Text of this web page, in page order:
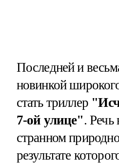
Последней и
новинкой
стать триллер
7-ой улице". Речь
странном
результате